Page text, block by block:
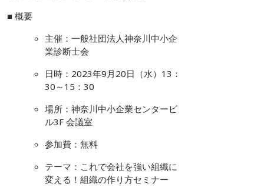
■ 概要
主催：一般社団法人神奈川中小企
業診断士会
日時：2023年9月20日（水）13：
30～15：30
場所：神奈川中小企業センタービ
ル3F 会議室
参加費：無料
テーマ：これで会社を強い組織に
変える！組織の作り方セミナー